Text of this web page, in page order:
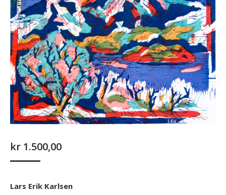
kr 1.500,00
Lars Erik Karlsen